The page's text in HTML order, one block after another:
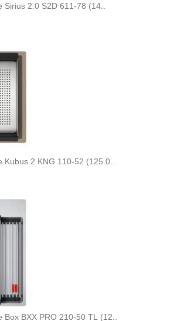
2.0 S2D 611-78 (14..
2 KNG 110-52 (125.0..
BXX PRO 210-50 TL (12..